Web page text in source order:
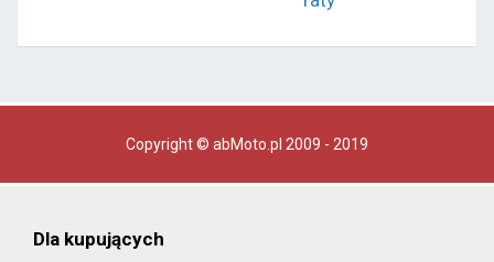
Copyright © abMoto.pl 2009 - 2019
Dla kupujących